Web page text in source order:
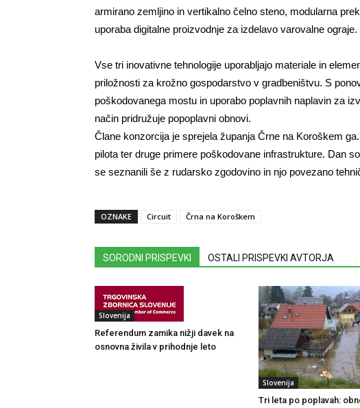
armirano zemljino in vertikalno čelno steno, modularna
uporaba digitalne proizvodnje za izdelavo varovalne ograje.
Vse tri inovativne tehnologije uporabljajo materiale in
priložnosti za krožno gospodarstvo v gradbeništvu. S
poškodovanega mostu in uporabo poplavnih naplavin za
način pridružuje popoplavni obnovi.
Člane konzorcija je sprejela županja Črne na Koroškem
pilota ter druge primere poškodovane infrastrukture. Dan
se seznanili še z rudarsko zgodovino in njo povezano
OZNAKE Circuit Črna na Koroškem
SORODNI PRISPEVKI OSTALI PRISPEVKI AVTORJA
Slovenija
Referendum zamika nižji davek na
osnovna živila v prihodnje leto
Slovenija
Tri leta po poplavah: